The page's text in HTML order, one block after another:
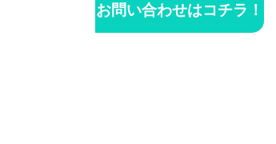
お問い合わせはコチラ！